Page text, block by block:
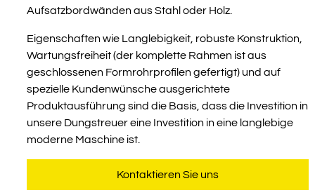
Aufsatzbordwänden aus Stahl oder Holz.
Eigenschaften wie Langlebigkeit, robuste Konstruktion,
Wartungsfreiheit (der komplette Rahmen ist aus
geschlossenen Formrohrprofilen gefertigt) und auf
spezielle Kundenwünsche ausgerichtete
Produktausführung sind die Basis, dass die Investition in
unsere Dungstreuer eine Investition in eine langlebige
moderne Maschine ist.
Kontaktieren Sie uns